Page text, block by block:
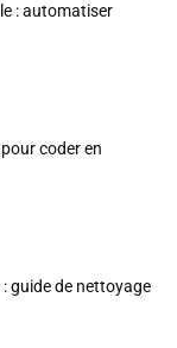
: automatiser
coder en
guide de nettoyage